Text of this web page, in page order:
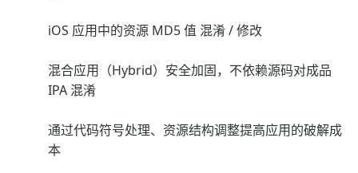
iOS 应用中的资源 MD5 值 混淆 / 修改
混合应用（Hybrid）安全加固，不依赖源码对成品
IPA 混淆
通过代码符号处理、资源结构调整提高应用的破解成
本